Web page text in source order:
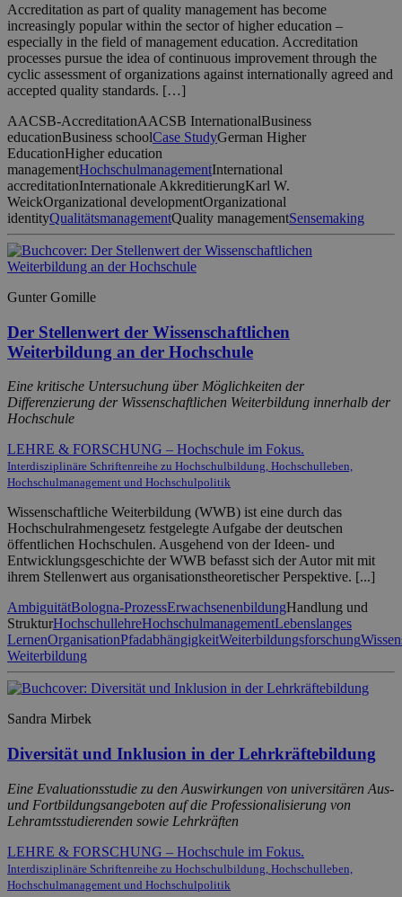
Accreditation as part of quality management has become
increasingly popular within the sector of higher education –
especially in the field of management education. Accreditation
processes pursue the idea of continuous improvement through the
cyclic assessment of organizations against internationally agreed and
accepted quality standards. […]
AACSB-AccreditationAACSB InternationalBusiness
educationBusiness schoolCase StudyGerman Higher
EducationHigher education
managementHochschulmanagementInternational
accreditationInternationale AkkreditierungKarl W.
WeickOrganizational developmentOrganizational
identityQualitätsmanagementQuality managementSensemaking
Gunter Gomille
Der Stellenwert der Wissenschaftlichen
Weiterbildung an der Hochschule
Eine kritische Untersuchung über Möglichkeiten der
Differenzierung der Wissenschaftlichen Weiterbildung innerhalb der
Hochschule
LEHRE & FORSCHUNG – Hochschule im Fokus.
Interdisziplinäre Schriftenreihe zu Hochschulbildung, Hochschulleben,
Hochschulmanagement und Hochschulpolitik
Wissenschaftliche Weiterbildung (WWB) ist eine durch das
Hochschulrahmengesetz festgelegte Aufgabe der deutschen
öffentlichen Hochschulen. Ausgehend von der Ideen- und
Entwicklungsgeschichte der WWB befasst sich der Autor mit mit
ihrem Stellenwert aus organisationstheoretischer Perspektive. [...]
AmbiguitätBologna-ProzessErwachsenenbildungHandlung und
StrukturHochschullehreHochschulmanagementLebenslanges
LernenOrganisationPfadabhängigkeitWeiterbildungsforschung
Weiterbildung
Sandra Mirbek
Diversität und Inklusion in der Lehrkräftebildung
Eine Evaluationsstudie zu den Auswirkungen von universitären Aus-
und Fortbildungsangeboten auf die Professionalisierung von
Lehramtsstudierenden sowie Lehrkräften
LEHRE & FORSCHUNG – Hochschule im Fokus.
Interdisziplinäre Schriftenreihe zu Hochschulbildung, Hochschulleben,
Hochschulmanagement und Hochschulpolitik